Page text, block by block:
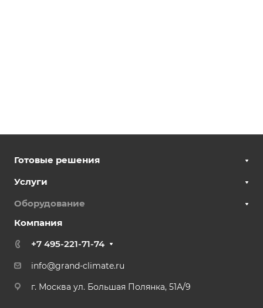
Готовые решения
Услуги
Оборудование
Компания
+7 495-221-71-74
info@grand-climate.ru
г. Москва ул. Большая Полянка, 51А/9